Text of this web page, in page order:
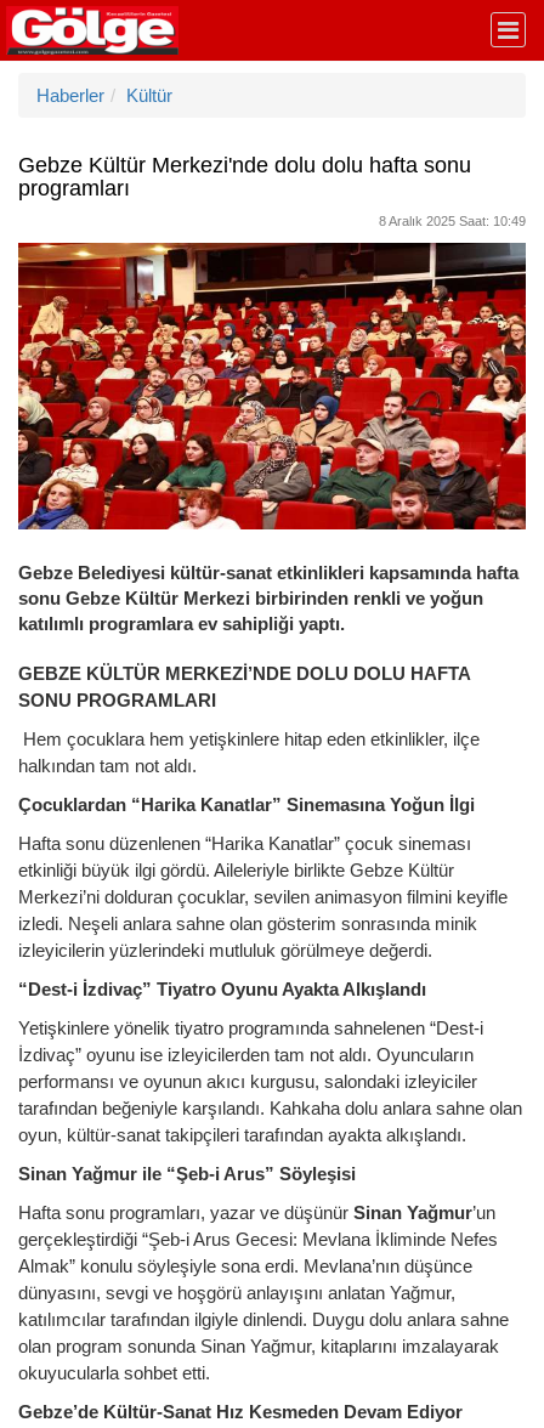
Haberler Kültür
Gebze Kültür Merkezi'nde dolu dolu hafta sonu
programları
8 Aralık 2025 Saat: 10:49
Gebze Belediyesi kültür-sanat etkinlikleri kapsamında hafta
sonu Gebze Kültür Merkezi birbirinden renkli ve yoğun
katılımlı programlara ev sahipliği yaptı.
GEBZE KÜLTÜR MERKEZİ’NDE DOLU DOLU HAFTA
SONU PROGRAMLARI
Hem çocuklara hem yetişkinlere hitap eden etkinlikler, ilçe
halkından tam not aldı.
Çocuklardan “Harika Kanatlar” Sinemasına Yoğun İlgi
Hafta sonu düzenlenen “Harika Kanatlar” çocuk sineması
etkinliği büyük ilgi gördü. Aileleriyle birlikte Gebze Kültür
Merkezi’ni dolduran çocuklar, sevilen animasyon filmini keyifle
izledi. Neşeli anlara sahne olan gösterim sonrasında minik
izleyicilerin yüzlerindeki mutluluk görülmeye değerdi.
“Dest-i İzdivaç” Tiyatro Oyunu Ayakta Alkışlandı
Yetişkinlere yönelik tiyatro programında sahnelenen “Dest-i
İzdivaç” oyunu ise izleyicilerden tam not aldı. Oyuncuların
performansı ve oyunun akıcı kurgusu, salondaki izleyiciler
tarafından beğeniyle karşılandı. Kahkaha dolu anlara sahne olan
oyun, kültür-sanat takipçileri tarafından ayakta alkışlandı.
Sinan Yağmur ile “Şeb-i Arus” Söyleşisi
Hafta sonu programları, yazar ve düşünür Sinan Yağmur’un
gerçekleştirdiği “Şeb-i Arus Gecesi: Mevlana İkliminde Nefes
Almak” konulu söyleşiyle sona erdi. Mevlana’nın düşünce
dünyasını, sevgi ve hoşgörü anlayışını anlatan Yağmur,
katılımcılar tarafından ilgiyle dinlendi. Duygu dolu anlara sahne
olan program sonunda Sinan Yağmur, kitaplarını imzalayarak
okuyucularla sohbet etti.
Gebze’de Kültür-Sanat Hız Kesmeden Devam Ediyor